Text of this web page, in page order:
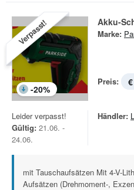
Verpasst!
-20%
Akku-
Marke:
Preis:
Leider verpasst!
Gültig: 21.06. -
24.06.
Händler:
mit Tauschaufsätzen Mit 4-V-
Aufsätzen (Drehmoment-,